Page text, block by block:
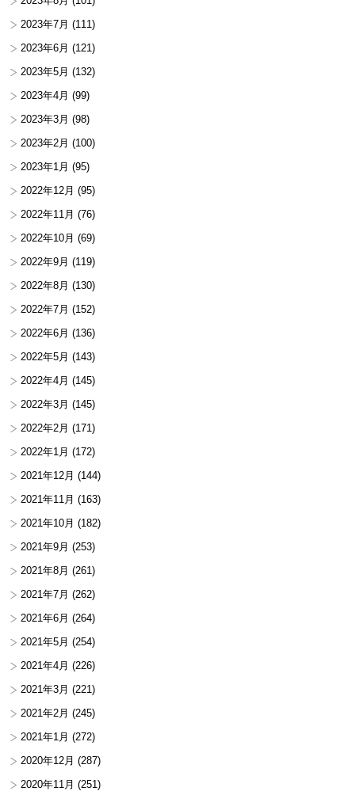
2023年7月 (111)
2023年6月 (121)
2023年5月 (132)
2023年4月 (99)
2023年3月 (98)
2023年2月 (100)
2023年1月 (95)
2022年12月 (95)
2022年11月 (76)
2022年10月 (69)
2022年9月 (119)
2022年8月 (130)
2022年7月 (152)
2022年6月 (136)
2022年5月 (143)
2022年4月 (145)
2022年3月 (145)
2022年2月 (171)
2022年1月 (172)
2021年12月 (144)
2021年11月 (163)
2021年10月 (182)
2021年9月 (253)
2021年8月 (261)
2021年7月 (262)
2021年6月 (264)
2021年5月 (254)
2021年4月 (226)
2021年3月 (221)
2021年2月 (245)
2021年1月 (272)
2020年12月 (287)
2020年11月 (251)